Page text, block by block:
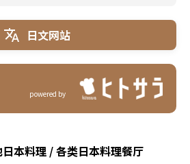
日文网站
powered by
本料理 / 各类日本料理餐厅